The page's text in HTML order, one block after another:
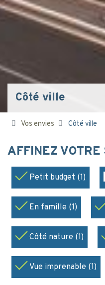
Côté ville
Vos envies Côté ville
AFFINEZ VOTRE
Petit budget (1)
En famille (1)
Côté nature (1)
Vue imprenable (1)